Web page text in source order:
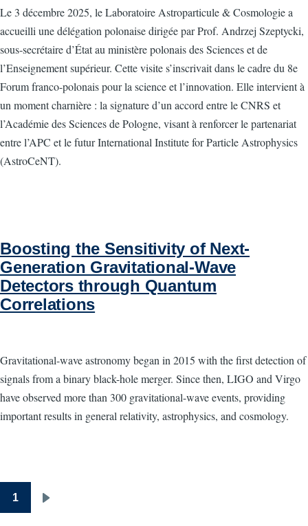
Le 3 décembre 2025, le Laboratoire Astroparticule & Cosmologie a
accueilli une délégation polonaise dirigée par Prof. Andrzej Szeptycki,
sous-secrétaire d’État au ministère polonais des Sciences et de
l’Enseignement supérieur. Cette visite s’inscrivait dans le cadre du 8e
Forum franco-polonais pour la science et l’innovation. Elle intervient à
un moment charnière : la signature d’un accord entre le CNRS et
l’Académie des Sciences de Pologne, visant à renforcer le partenariat
entre l’APC et le futur International Institute for Particle Astrophysics
(AstroCeNT).
Boosting the Sensitivity of Next-
Generation Gravitational-Wave
Detectors through Quantum
Correlations
Gravitational-wave astronomy began in 2015 with the first detection of
signals from a binary black-hole merger. Since then, LIGO and Virgo
have observed more than 300 gravitational-wave events, providing
important results in general relativity, astrophysics, and cosmology.
Pagination
1